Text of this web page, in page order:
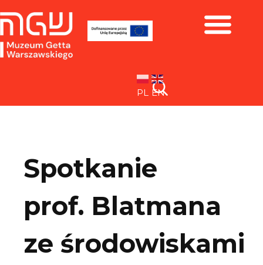
PL EN
Spotkanie
prof. Blatmana
ze środowiskami